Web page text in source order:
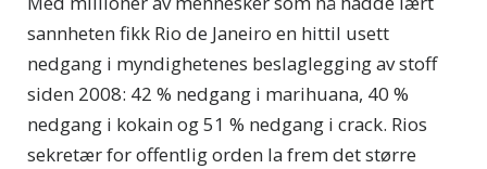
sannheten fikk Rio de Janeiro en hittil usett
nedgang i myndighetenes beslaglegging av stoff
siden 2008: 42 % nedgang i marihuana, 40 %
nedgang i kokain og 51 % nedgang i crack. Rios
sekretær for offentlig orden la frem det større